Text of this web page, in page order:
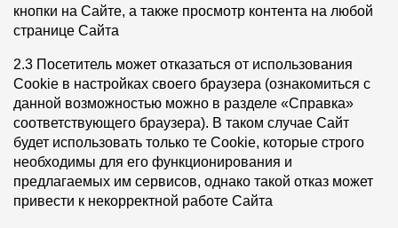
Конструктор
Калькулятор
Цены
Компания
О компании
кнопки на Сайте, а также просмотр контента на любой
странице Сайта
2.3 Посетитель может отказаться от использования
Cookie в настройках своего браузера (ознакомиться с
данной возможностью можно в разделе «Справка»
соответствующего браузера). В таком случае Сайт
будет использовать только те Cookie, которые строго
необходимы для его функционирования и
предлагаемых им сервисов, однако такой отказ может
привести к некорректной работе Сайта